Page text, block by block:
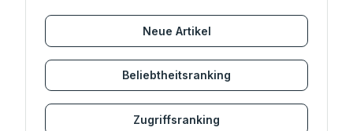
Neue Artikel
Beliebtheitsranking
Zugriffsranking